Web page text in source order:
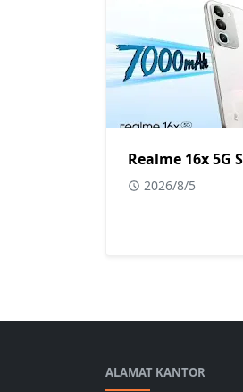
Realme 16x 5G
2026/8/5
ALAMAT KANTOR